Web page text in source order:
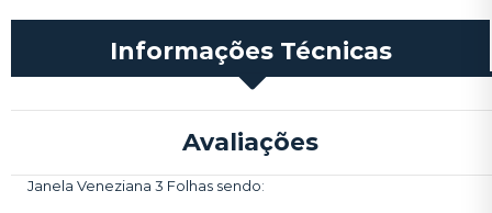
Informações Técnicas
Avaliações
Janela Veneziana 3 Folhas sendo: